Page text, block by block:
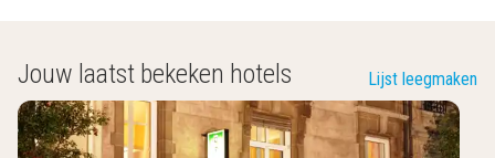
Jouw laatst bekeken hotels Lijst leegmaken